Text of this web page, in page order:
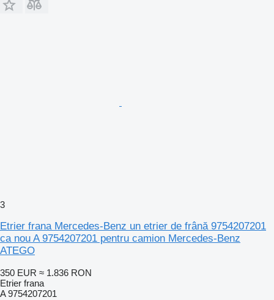
3
Etrier frana Mercedes-Benz un etrier de frână 9754207201
ca nou A 9754207201 pentru camion Mercedes-Benz
ATEGO
350 EUR ≈ 1.836 RON
Etrier frana
A 9754207201